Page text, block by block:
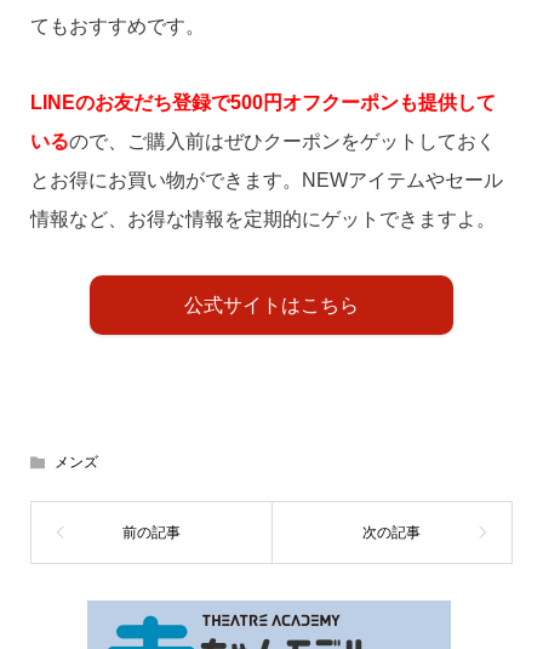
てもおすすめです。
LINEのお友だち登録で500円オフクーポンも提供して
いるので、ご購入前はぜひクーポンをゲットしておく
とお得にお買い物ができます。NEWアイテムやセール
情報など、お得な情報を定期的にゲットできますよ。
公式サイトはこちら
メンズ